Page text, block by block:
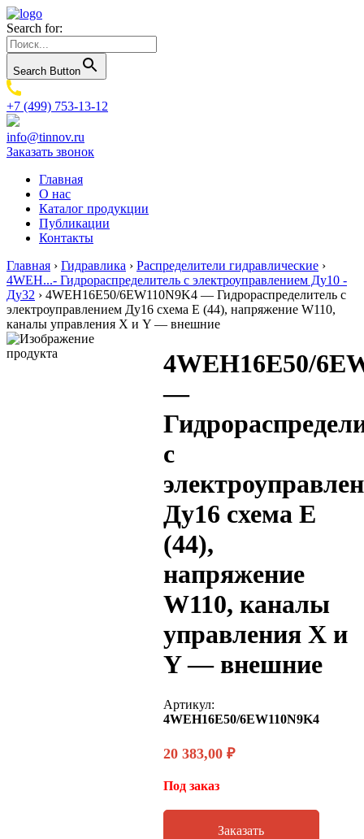
Search for:
Search Button
+7 (499) 753-13-12
info@tinnov.ru
Заказать звонок
Главная
О нас
Каталог продукции
Публикации
Контакты
Главная › Гидравлика › Распределители гидравлические ›
4WEH...- Гидрораспределитель с электроуправлением Ду10 -
Ду32 › 4WEH16E50/6EW110N9K4 — Гидрораспределитель с
электроуправлением Ду16 схема E (44), напряжение W110,
каналы управления X и Y — внешние
4WEH16E50/
—
с
Ду16 схема E
(44),
напряжение
W110, каналы
управления X и
Y — внешние
Артикул:
4WEH16E50/6EW110N9K4
20 383,00 ₽
Под заказ
Заказать